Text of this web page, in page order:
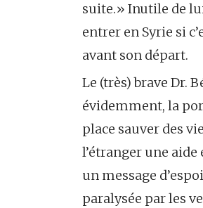
suite.» Inutile de
entrer en Syrie si
avant son départ.
Le (très) brave Dr.
évidemment, la
place sauver des
l’étranger une aide
un message
paralysée par les